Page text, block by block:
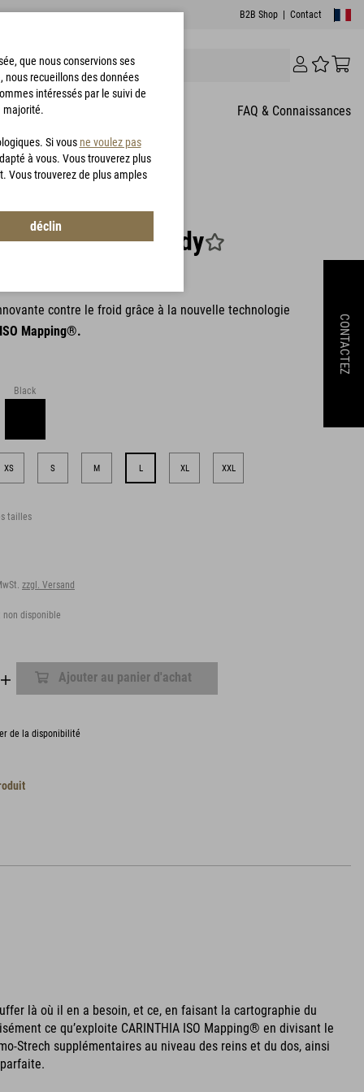
B2B Shop Contact
FAQ & Connaissances
Jacket Lady
contre le froid grâce à la nouvelle technologie
Mapping®.
Black
XS S M L XL XXL
tailles
zzgl. Versand
disponible
Ajouter au panier d'achat
de la disponibilité
là où il en a besoin, et ce, en faisant la cartographie du
ce qu’exploite CARINTHIA ISO Mapping® en divisant le
Strech supplémentaires au niveau des reins et du dos, ainsi
CONTACTEZ
que nous conservions ses
recueillons des données
intéressés par le suivi de
majorité.
Si vous ne voulez pas
à vous. Vous trouverez plus
Vous trouverez de plus amples
déclin